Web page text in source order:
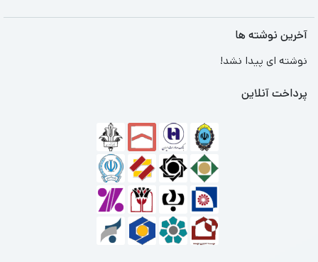
آخرین نوشته ها
نوشته ای پیدا نشد!
پرداخت آنلاین